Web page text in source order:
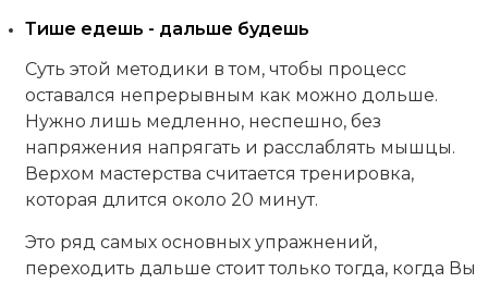
Тише едешь - дальше будешь
Суть этой методики в том, чтобы процесс
оставался непрерывным как можно дольше.
Нужно лишь медленно, неспешно, без
напряжения напрягать и расслаблять мышцы.
Верхом мастерства считается тренировка,
которая длится около 20 минут.
Это ряд самых основных упражнений,
переходить дальше стоит только тогда, когда Вы